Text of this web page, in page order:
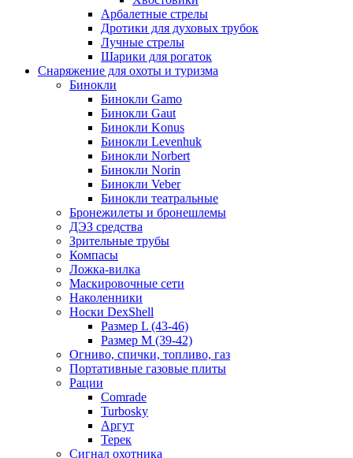
Арбалетные стрелы
Дротики для духовых трубок
Лучные стрелы
Шарики для рогаток
Снаряжение для охоты и туризма
Бинокли
Бинокли Gamo
Бинокли Gaut
Бинокли Konus
Бинокли Levenhuk
Бинокли Norbert
Бинокли Norin
Бинокли Veber
Бинокли театральные
Бронежилеты и бронешлемы
ДЭЗ средства
Зрительные трубы
Компасы
Ложка-вилка
Маскировочные сети
Наколенники
Носки DexShell
Размер L (43-46)
Размер M (39-42)
Огниво, спички, топливо, газ
Портативные газовые плиты
Рации
Comrade
Turbosky
Аргут
Терек
Сигнал охотника